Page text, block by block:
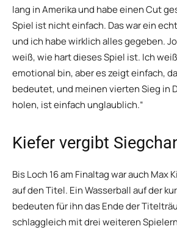
lang in Amerika und habe einen Cut
Spiel ist nicht einfach. Das war ein
und ich habe wirklich alles gegeben.
weiß, wie hart dieses Spiel ist. Ich
emotional bin, aber es zeigt einfach,
bedeutet, und meinen vierten Sieg in
holen, ist einfach unglaublich.“
Kiefer vergibt
Bis Loch 16 am Finaltag war auch Max
auf den Titel. Ein Wasserball auf der
bedeuten für ihn das Ende der
schlaggleich mit drei weiteren